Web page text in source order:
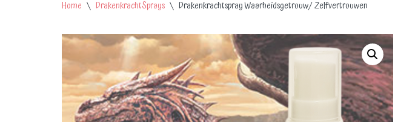
Home \ DrakenkrachtSprays \ Drakenkrachtspray Waarheidsgetrouw/ Zelfvertrouwen